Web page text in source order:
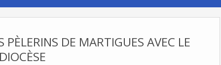
DE MARTIGUES AVEC LE